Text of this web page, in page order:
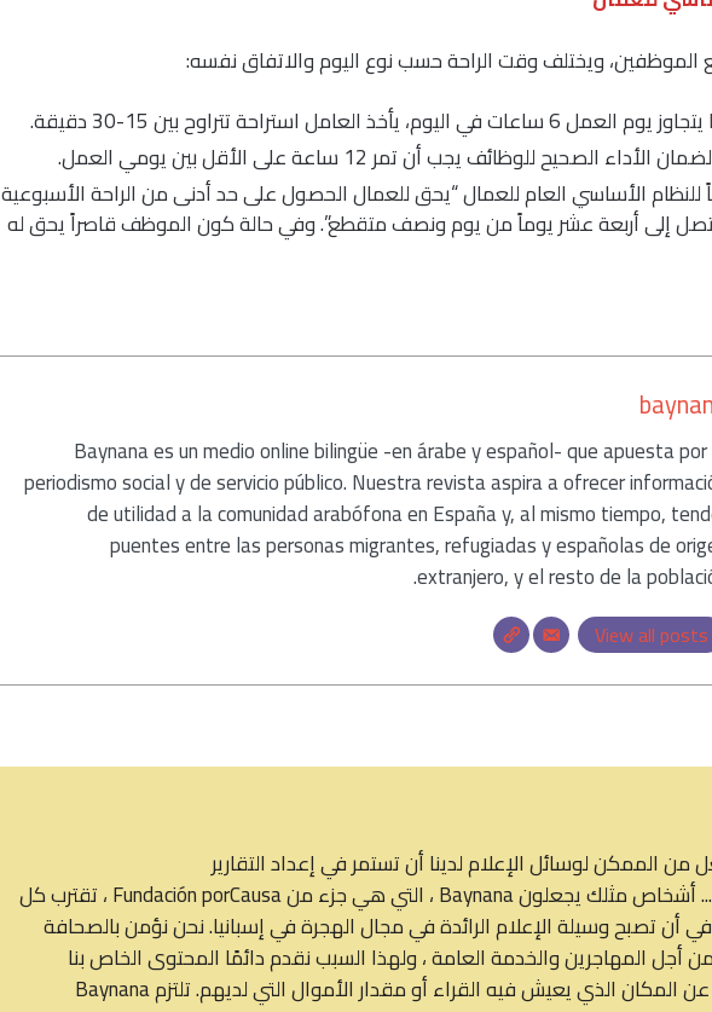
الموظفين، ويختلف وقت الراحة حسب نوع اليوم والاتفاق نفسه:
العامل استراحة تتراوح بين 15-30 دقيقة.
الصحيح للوظائف يجب أن تمر 12 ساعة على الأقل بين يومي العمل.
للنظام الأساسي العام للعمال “يحق للعمال الحصول على حد أدنى من الراحة الأسبوعية
إلى أربعة عشر يوماً من يوم ونصف متقطع”. وفي حالة كون الموظف قاصراً يحق له
Baynana es un medio online bilingüe -en árabe y español- que apuesta
periodismo social y de servicio público. Nuestra revista aspira a ofrecer
de utilidad a la comunidad arabófona en España y, al mismo tiempo,
puentes entre las personas migrantes, refugiadas y españolas de
extranjero, y el resto de la
View all posts
الممكن لوسائل الإعلام لدينا أن تستمر في إعداد التقارير
نود أن نسألك شيئًا واحدًا ... أشخاص مثلك يجعلون Baynana ، التي هي جزء من Fundación porCausa ، تقترب كل
أن تصبح وسيلة الإعلام الرائدة في مجال الهجرة في إسبانيا. نحن نؤمن بالصحافة
أجل المهاجرين والخدمة العامة ، ولهذا السبب نقدم دائمًا المحتوى الخاص بنا
بشكل علني ، بغض النظر عن المكان الذي يعيش فيه القراء أو مقدار الأموال التي لديهم. تلتزم Baynana